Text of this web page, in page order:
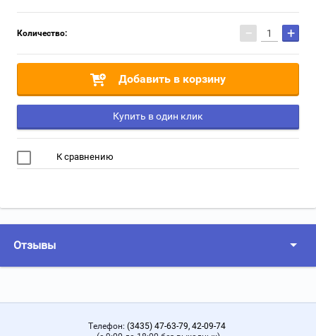
Количество: − +
Добавить в корзину
Купить в один клик
К сравнению
Отзывы
Телефон: (3435) 47-63-79, 42-09-74